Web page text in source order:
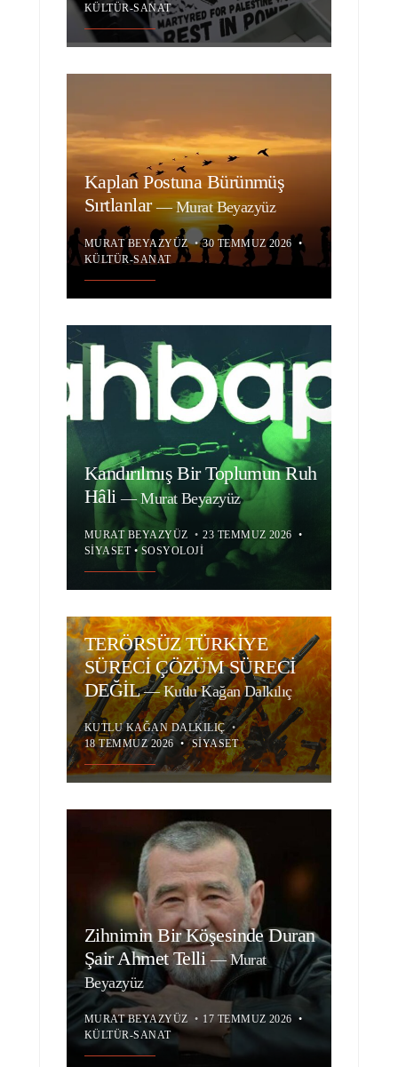
KÜLTÜR-SANAT
Kaplan Postuna Bürünmüş
Sırtlanlar—Murat Beyazyüz
MURAT BEYAZYÜZ • 30 TEMMUZ 2026 •
KÜLTÜR-SANAT
Kandırılmış Bir Toplumun Ruh
Hâli—Murat Beyazyüz
MURAT BEYAZYÜZ • 23 TEMMUZ 2026 •
SIYASET• SOSYOLOJI
TERÖRSÜZ TÜRKİYE
SÜRECİ ÇÖZÜM SÜRECİ
DEĞİL—Kutlu Kağan Dalkılıç
KUTLU KAĞAN DALKILIÇ •
18 TEMMUZ 2026 • SIYASET
Zihnimin Bir Köşesinde Duran
Şair Ahmet Telli—Murat
Beyazyüz
MURAT BEYAZYÜZ • 17 TEMMUZ 2026 •
KÜLTÜR-SANAT